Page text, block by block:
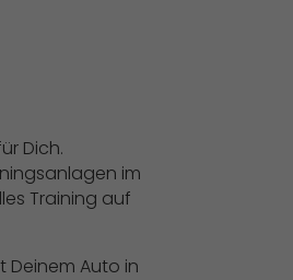
Dich.
im
Training auf
Deinem Auto in